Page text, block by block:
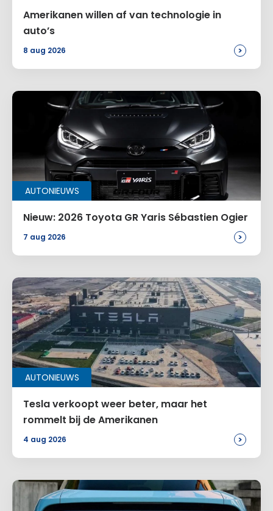
Amerikanen willen af van technologie in
auto’s
8 aug 2026 >
AUTONIEUWS
Nieuw: 2026 Toyota GR Yaris Sébastien Ogier
7 aug 2026 >
AUTONIEUWS
Tesla verkoopt weer beter, maar het
rommelt bij de Amerikanen
4 aug 2026 >